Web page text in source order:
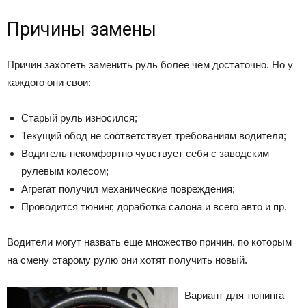
Причины замены
Причин захотеть заменить руль более чем достаточно. Но у
каждого они свои:
Старый руль износился;
Текущий обод не соответствует требованиям водителя;
Водитель некомфортно чувствует себя с заводским
рулевым колесом;
Агрегат получил механические повреждения;
Проводится тюнинг, доработка салона и всего авто и пр.
Водители могут назвать еще множество причин, по которым
на смену старому рулю они хотят получить новый.
Вариант для тюнинга